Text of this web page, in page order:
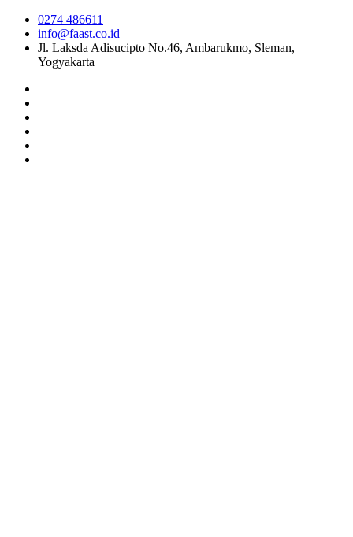
0274 486611
info@faast.co.id
Jl. Laksda Adisucipto No.46, Ambarukmo, Sleman,
Yogyakarta